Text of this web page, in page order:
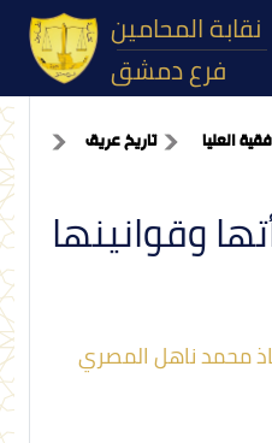
فرع دمشق
العليا
تاريخ عريق
وقوانينها
محمد ناهل المصري